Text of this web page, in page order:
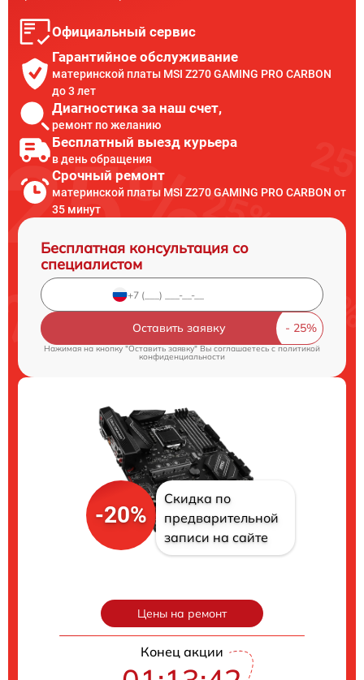
Официальный сервис
Гарантийное обслуживание
материнской платы MSI Z270 GAMING PRO CARBON
до 3 лет
Диагностика за наш счет,
ремонт по желанию
Бесплатный выезд курьера
в день обращения
Срочный ремонт
материнской платы MSI Z270 GAMING PRO CARBON от
35 минут
Бесплатная консультация со
специалистом
Оставить заявку
Нажимая на кнопку "Оставить заявку" Вы соглашаетесь cполитикой
конфиденциальности
-20%
Скидка по
предварительной
записи на сайте
Цены на ремонт
Конец акции